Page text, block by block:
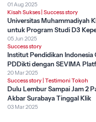
01 Aug 2025
Kisah Sukses | Success story
Universitas Muhammadiyah
untuk Program Studi D3
05 Jun 2025
Success story
Institut Pendidikan Indonesia
PDDikti dengan SEVIMA
20 Mar 2025
Success story | Testimoni Tokoh
Dulu Lembur Sampai Jam 2
Akbar Surabaya Tinggal Klik
03 Mar 2025